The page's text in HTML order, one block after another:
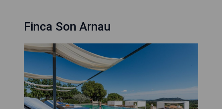
Finca Son Arnau